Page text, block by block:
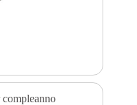
compleanno